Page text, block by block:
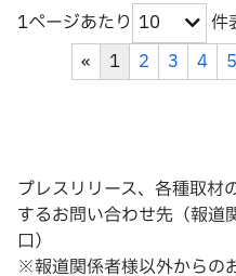
1ページあたり 10
件
«
1 2 3 4 5
プレスリリース、各種取材
するお問い合わせ先（報道
口）
※報道関係者様以外からの